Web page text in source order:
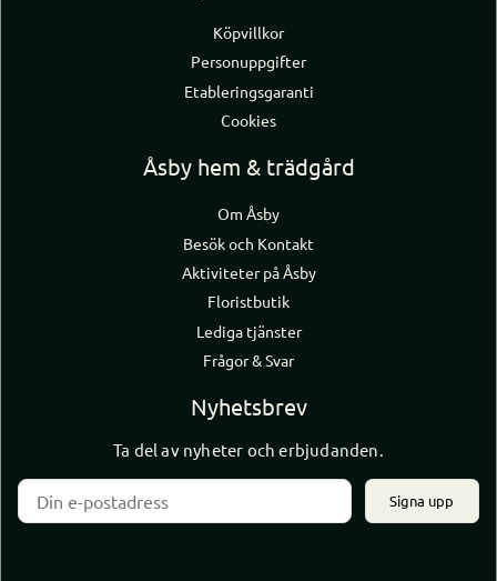
Köpvillkor
Personuppgifter
Etableringsgaranti
Cookies
Åsby hem & trädgård
Om Åsby
Besök och Kontakt
Aktiviteter på Åsby
Floristbutik
Lediga tjänster
Frågor & Svar
Nyhetsbrev
Ta del av nyheter och erbjudanden.
Signa upp